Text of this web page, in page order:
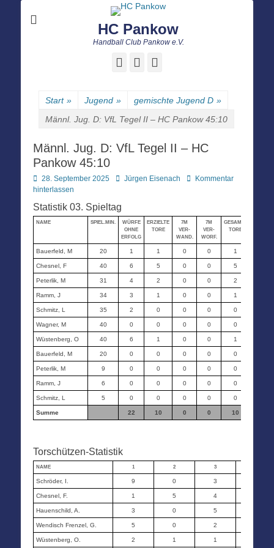
HC Pankow
Handball Club Pankow e.V.
Facebook
Start » Jugend » gemischte Jugend D »
Männl. Jug. D: VfL Tegel II – HC Pankow 45:10
Männl. Jug. D: VfL Tegel II – HC
Pankow 45:10
Posted
on
28. September 2025 AutorJürgen Eisenach
Kommentar
hinterlassen
Statistik 03. Spieltag
NAME SPIEL.MIN.
WÜRFE
OHNE
ERFOLG
ERZIELTE
TORE
7M
VER-
WAND.
7M
VER-
WORF.
GESAMT-
TORE
Bauerfeld, M 20 1 1 0 0 1
Chesnel, F 40 6 5 0 0 5
Peterlik, M 31 4 2 0 0 2
Ramm, J 34 3 1 0 0 1
Schmitz, L 35 2 0 0 0 0
Wagner, M 40 0 0 0 0 0
Wüstenberg, O 40 6 1 0 0 1
Bauerfeld, M 20 0 0 0 0 0
Peterlik, M 9 0 0 0 0 0
Ramm, J 6 0 0 0 0 0
Schmitz, L 5 0 0 0 0 0
Summe 22 10 0 0 10
Torschützen-Statistik
NAME 1 2 3
Schröder, I. 9 0 3
Chesnel, F. 1 5 4
Hauenschild, A. 3 0 5
Wendisch Frenzel, G. 5 0 2
Wüstenberg, O. 2 1 1